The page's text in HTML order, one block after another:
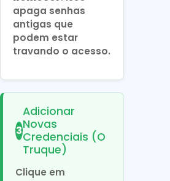
apaga senhas
antigas que
podem estar
travando o acesso.
3
Adicionar
Novas
Credenciais (O
Truque)
Clique em